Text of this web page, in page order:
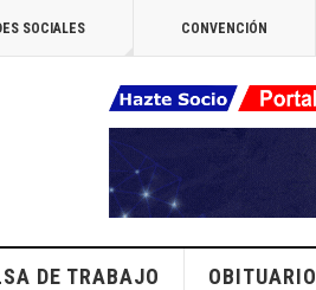
SOCIALES CONVENCIÓN
DE TRABAJO OBITUARIO